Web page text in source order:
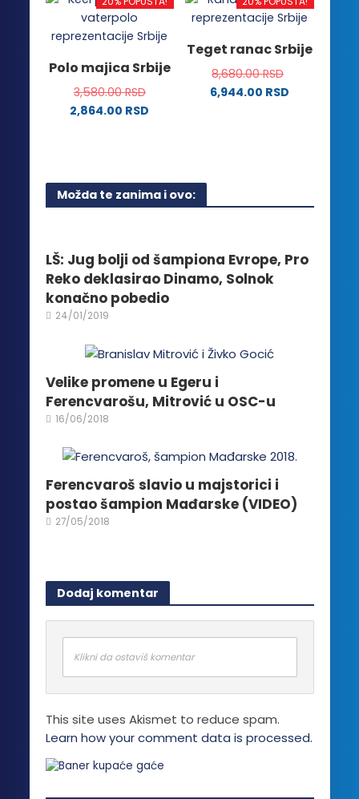
više
varijanti.
mogu
biti
izabrane
varijanti.
mogu
biti
izabrane
Polo majica Srbije
3,580.00RSD
2,864.00 RSD
više
varijanti.
biti
izabrane
na
Teget ranac Srbije
8,680.00RSD
6,944.00 RSD
Možda te zanima i ovo:
LŠ: Jug bolji od šampiona Evrope, Pro
Reko deklasirao Dinamo, Solnok
konačno pobedio
24/01/2019
Velike promene u Egeru i
Ferencvarošu, Mitrović u OSC-u
16/06/2018
Ferencvaroš slavio u majstorici i
postao šampion Mađarske (VIDEO)
27/05/2018
Dodaj komentar
Klikni da ostaviš komentar
This site uses Akismet to reduce spam.
Learn how your comment data is processed.